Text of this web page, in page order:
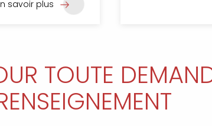
savoir plus
TOUTE